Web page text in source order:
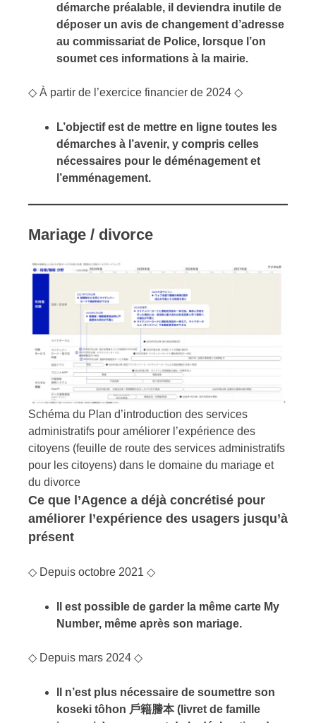
démarche préalable, il deviendra inutile de
déposer un avis de changement d’adresse
au commissariat de Police, lorsque l’on
soumet ces informations à la mairie.
◇ À partir de l’exercice financier de 2024 ◇
L’objectif est de mettre en ligne toutes les
démarches à l’avenir, y compris celles
nécessaires pour le déménagement et
l’emménagement.
Mariage / divorce
Schéma du Plan d’introduction des services
administratifs pour améliorer l’expérience des
citoyens (feuille de route des services administratifs
pour les citoyens) dans le domaine du mariage et
du divorce
Ce que l’Agence a déjà concrétisé pour
améliorer l’expérience des usagers jusqu’à
présent
◇ Depuis octobre 2021 ◇
Il est possible de garder la même carte My
Number, même après son mariage.
◇ Depuis mars 2024 ◇
Il n’est plus nécessaire de soumettre son
koseki tôhon ⼾籍謄本 (livret de famille